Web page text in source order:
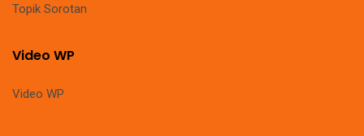
Topik Sorotan
Video WP
Video WP